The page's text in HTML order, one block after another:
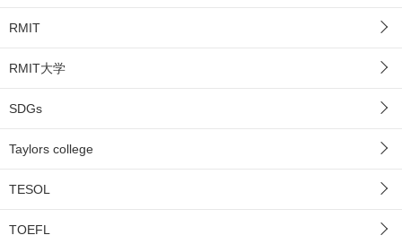
RMIT
RMIT大学
SDGs
Taylors college
TESOL
TOEFL